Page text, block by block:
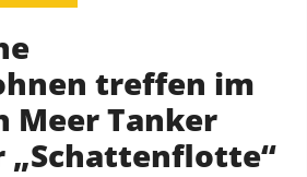
treffen im
Meer Tanker
„Schattenflotte“